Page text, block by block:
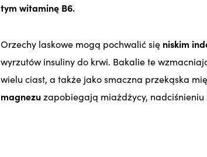
tym witaminę B6.
Orzechy laskowe mogą pochwalić się niskim
wyrzutów insuliny do krwi. Bakalie te
wielu ciast, a także jako smaczna przekąska
magnezuzapobiegają miażdżycy, nadciśnieniu